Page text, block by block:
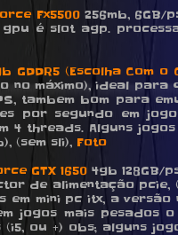
Fx5500256mb, 6GB/
é slot agp.
GDDR5 (Escolha Com o
no máximo), ideal
tambem bom para
por segundo em
4 threads. Alguns
(sem sli), Foto
GTX 1650 4gb 128GB/
de alimentação pcie,
mini pc itx, a
jogos mais pesados
ou +) obs; alguns